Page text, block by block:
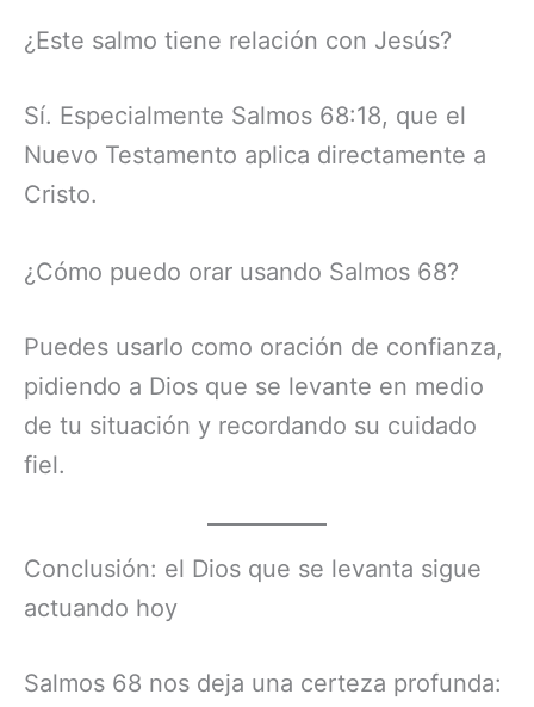
¿Este salmo tiene relación con Jesús?
Sí. Especialmente Salmos 68:18, que el
Nuevo Testamento aplica directamente a
Cristo.
¿Cómo puedo orar usando Salmos 68?
Puedes usarlo como oración de confianza,
pidiendo a Dios que se levante en medio
de tu situación y recordando su cuidado
fiel.
Conclusión: el Dios que se levanta sigue
actuando hoy
Salmos 68 nos deja una certeza profunda: